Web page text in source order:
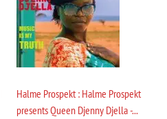
Halme Prospekt : Halme Prospekt
presents Queen Djenny Djella -...